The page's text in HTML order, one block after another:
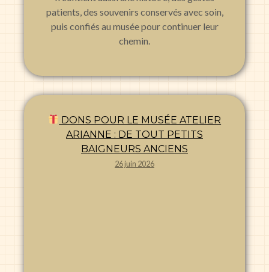
patients, des souvenirs conservés avec soin,
puis confiés au musée pour continuer leur
chemin.
DONS POUR LE MUSÉE ATELIER
ARIANNE : DE TOUT PETITS
BAIGNEURS ANCIENS
26 juin 2026